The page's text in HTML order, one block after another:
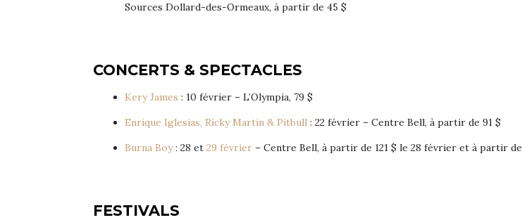
Sources Dollard-des-Ormeaux, à partir de 45 $
CONCERTS & SPECTACLES
Kery James : 10 février – L’Olympia, 79 $
Enrique Iglesias, Ricky Martin & Pitbull : 22 février – Centre Bell, à partir de 91 $
Burna Boy: 28 et 29 février – Centre Bell, à partir de 121 $ le 28 février et à partir de
FESTIVALS